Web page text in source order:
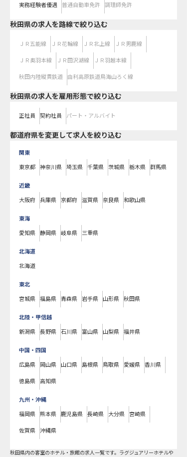
実務経験者優遇 普通自動車免許 調理師免許
秋田県の求人を路線で絞り込む
ＪＲ五能線 ＪＲ花輪線 ＪＲ北上線 ＪＲ男鹿線
ＪＲ奥羽本線 ＪＲ田沢湖線 ＪＲ羽越本線
秋田内陸縦貫鉄道 由利高原鉄道鳥海山ろく線
秋田県の求人を雇用形態で絞り込む
正社員 契約社員 パート・アルバイト
都道府県を変更して求人を絞り込む
関東
東京都 神奈川県 埼玉県 千葉県 茨城県 栃木県 群馬県
近畿
大阪府 兵庫県 京都府 滋賀県 奈良県 和歌山県
東海
愛知県 静岡県 岐阜県 三重県
北海道
北海道
東北
宮城県 福島県 青森県 岩手県 山形県 秋田県
北陸・甲信越
新潟県 長野県 石川県 富山県 山梨県 福井県
中国・四国
広島県 岡山県 山口県 島根県 鳥取県 愛媛県 香川県
徳島県 高知県
九州・沖縄
福岡県 熊本県 鹿児島県 長崎県 大分県 宮崎県
佐賀県 沖縄県
秋田県内の客室のホテル・旅館の求人一覧です。ラグジュアリーホテルや